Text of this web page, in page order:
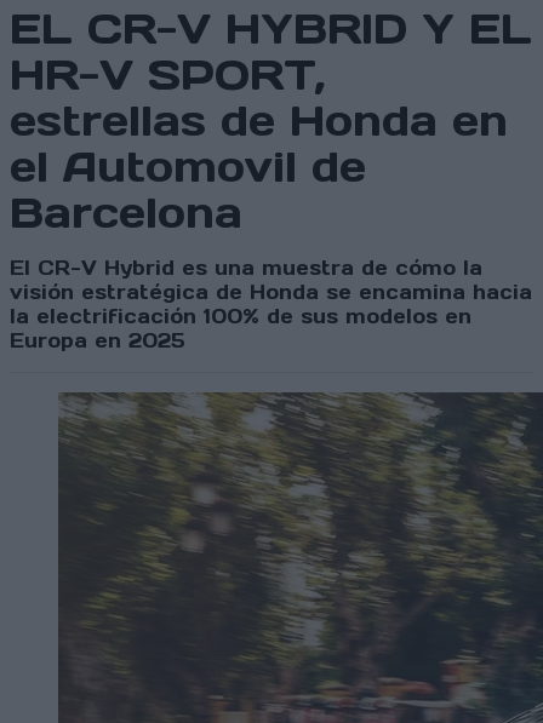
EL CR-V HYBRID Y EL
HR-V SPORT,
estrellas de Honda en
el Automovil de
Barcelona
El CR-V Hybrid es una muestra de cómo la
visión estratégica de Honda se encamina hacia
la electrificación 100% de sus modelos en
Europa en 2025